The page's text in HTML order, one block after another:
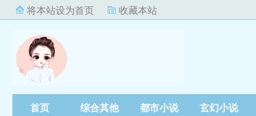
将本站设为首页 收藏本站
首页 综合其他 都市小说 玄幻小说